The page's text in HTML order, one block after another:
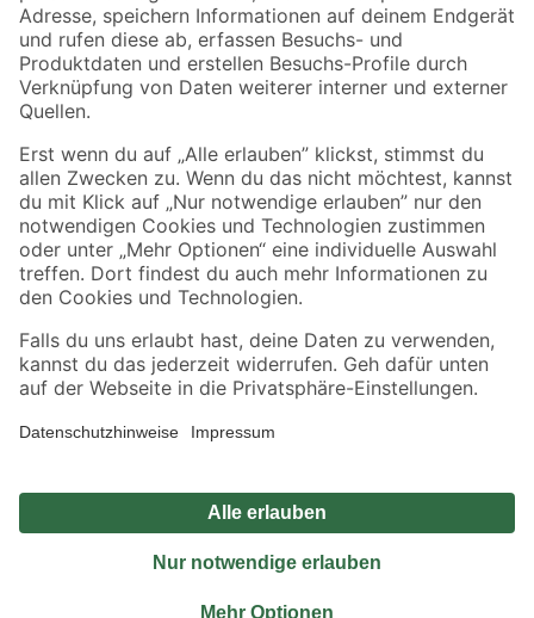
Zahlungsarten Versandarten
Sicher einkaufen
Jetzt die toom-App herunterladen
Alle Preisangaben in EUR inkl. gesetzl. MwSt.. Die dargestellten Angebote sind unter
Umständen nicht in allen Märkten verfügbar. Die angegebenen Verfügbarkeiten beziehen
Produkte nur solange der Vorrat reicht.
*Paketversand ab 59 € versandkostenfrei, gilt nicht für Artikel mit Speditionsversand, hier
Privatsphäre Impressum
Nutzungsbedingungen
Widerrufsrecht
Vertrag widerrufen